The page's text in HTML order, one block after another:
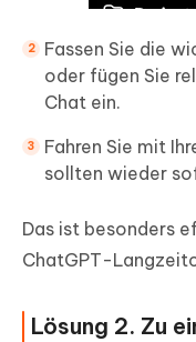
Fassen Sie die
oder fügen Sie
Chat ein.
Fahren Sie mit
sollten wieder
Das ist besonders
ChatGPT-
Lösung 2. Zu